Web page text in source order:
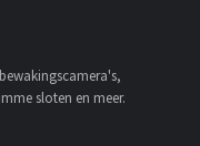
sloten en meer.